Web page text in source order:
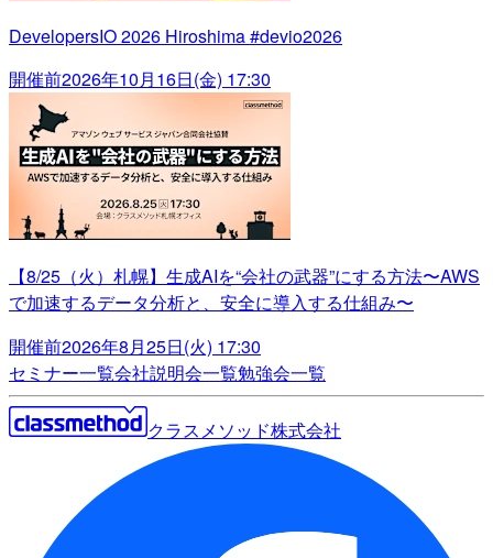
DevelopersIO 2026 Hiroshima #devio2026
開催前2026年10月16日(金) 17:30
【8/25（火）札幌】生成AIを“会社の武器”にする方法〜AWS
で加速するデータ分析と、安全に導入する仕組み〜
開催前2026年8月25日(火) 17:30
セミナー一覧会社説明会一覧勉強会一覧
クラスメソッド株式会社